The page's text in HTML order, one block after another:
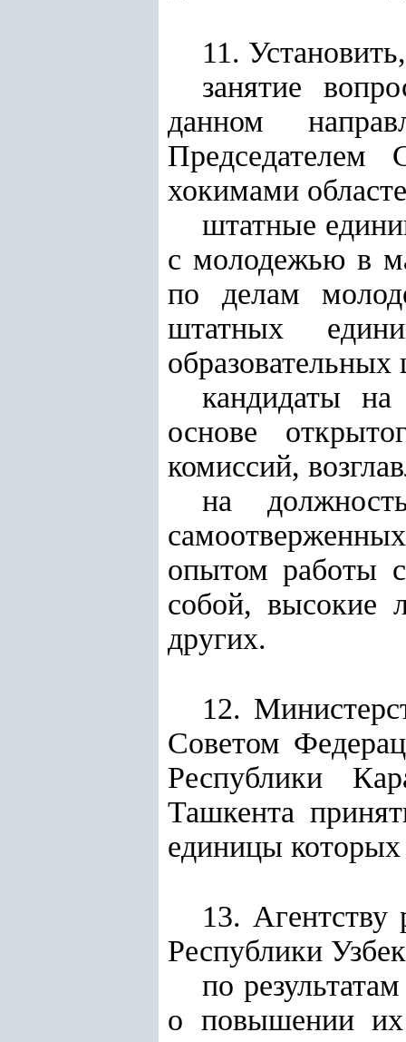
11.
занятие
данном
Председателем
хокимами
штатные
с молодежью в
по делам
штатных
кандидаты
основе
комиссий,
на
опытом работы
собой, высокие
других.
12.
Советом
Республики
Ташкента
единицы
13. Агентству
Республики
по
о повышении их